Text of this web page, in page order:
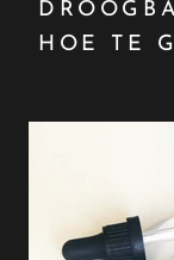
HOE TE